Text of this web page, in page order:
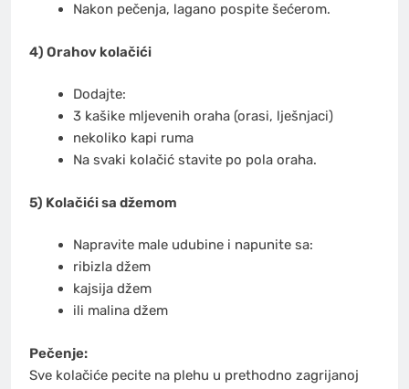
Nakon pečenja, lagano pospite šećerom.
4) Orahov kolačići
Dodajte:
3 kašike mljevenih oraha (orasi, lješnjaci)
nekoliko kapi ruma
Na svaki kolačić stavite po pola oraha.
5) Kolačići sa džemom
Napravite male udubine i napunite sa:
ribizla džem
kajsija džem
ili malina džem
Pečenje:
Sve kolačiće pecite na plehu u prethodno zagrijanoj